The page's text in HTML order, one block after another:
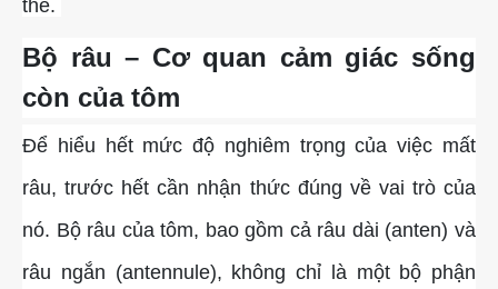
Cá Sủ Đất Giống Chất Lượng
Giống Cá Mú Lai Đen Chất Lượng
Giải Trí
Chính Sách Bảo Mật
thể.
Bộ râu – Cơ quan cảm giác sống
còn của tôm
Để hiểu hết mức độ nghiêm trọng của việc mất
râu, trước hết cần nhận thức đúng về vai trò của
nó. Bộ râu của tôm, bao gồm cả râu dài (anten) và
râu ngắn (antennule), không chỉ là một bộ phận